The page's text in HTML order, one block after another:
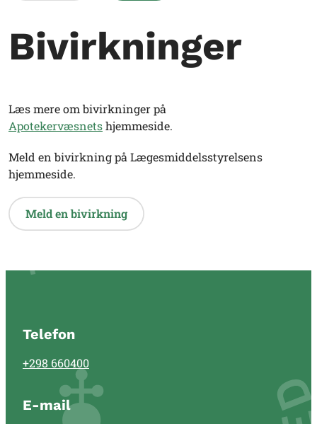
Bivirkninger
Læs mere om bivirkninger på
Apotekervæsnetshjemmeside.
Meld en bivirkning på Lægesmiddelsstyrelsens
hjemmeside.
Meld en bivirkning
Telefon
+298 660400
E-mail